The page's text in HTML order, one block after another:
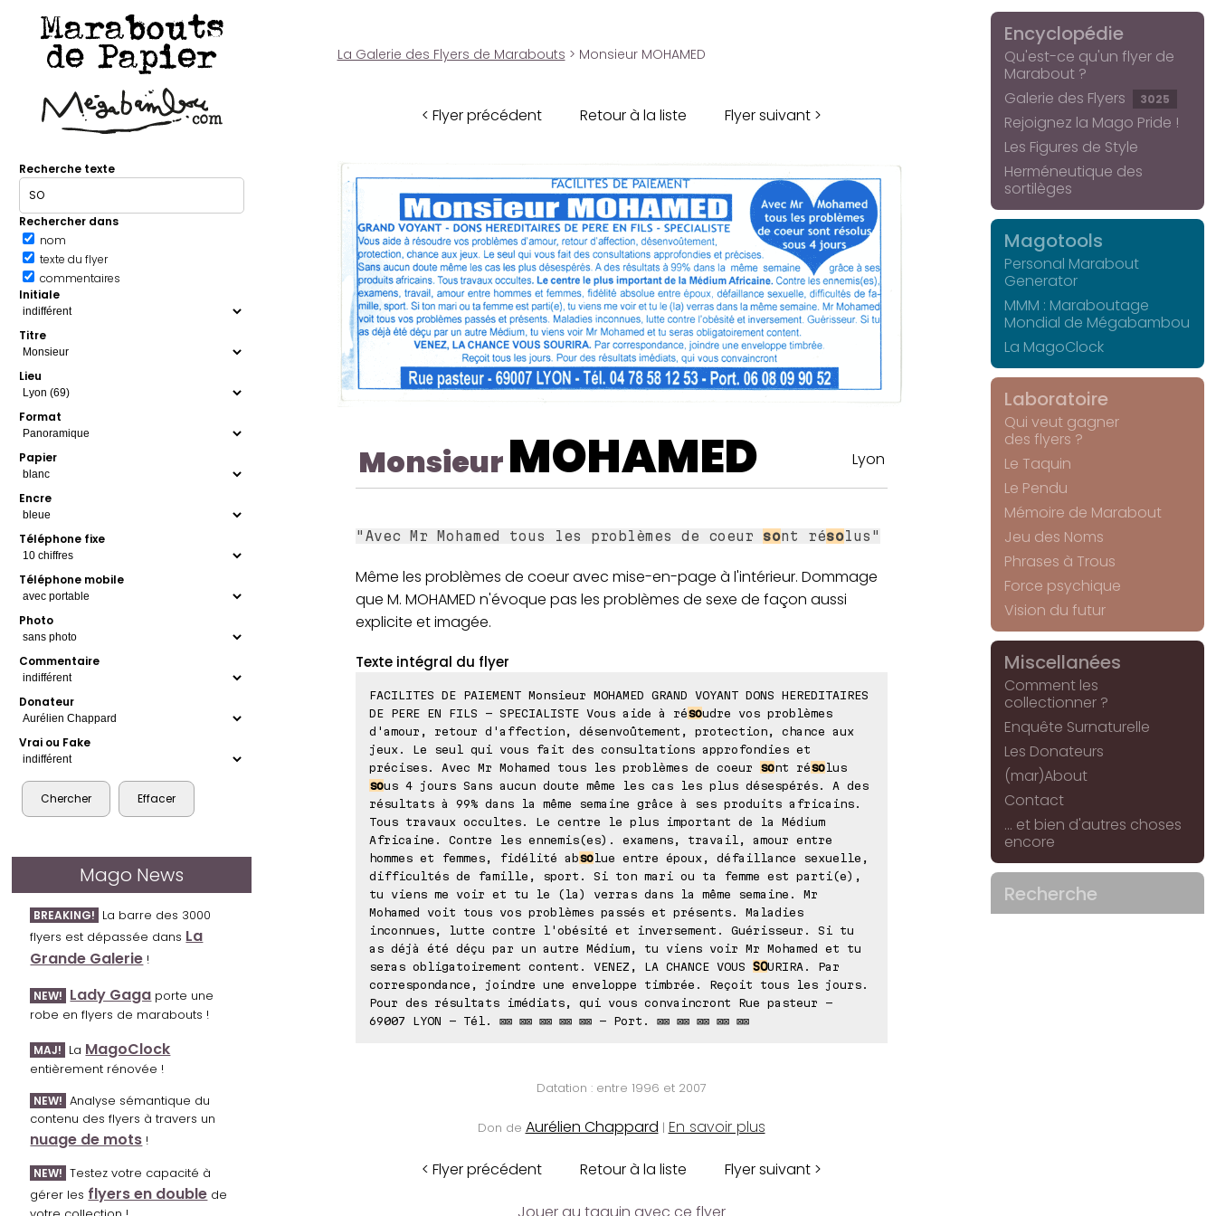
Marabouts
de Papier
Recherche texte
Rechercher dans
nom
texte du flyer
commentaires
Initiale
Titre
Lieu
Format
Papier
Encre
Téléphone fixe
Téléphone mobile
Photo
Commentaire
Donateur
Vrai ou Fake
Mago News
BREAKING! La barre des 3000
flyers est dépassée dans La
Grande Galerie !
NEW! Lady Gaga porte une
robe en flyers de marabouts !
MAJ! La MagoClock
entièrement rénovée !
NEW! Analyse sémantique du
contenu des flyers à travers un
nuage de mots !
NEW! Testez votre capacité à
gérer les flyers en double de
La Galerie des Flyers de Marabouts > Monsieur MOHAMED
< Flyer précédent Retour à la liste Flyer suivant >
MonsieurMOHAMED Lyon
"Avec Mr Mohamed tous les problèmes de coeur sont résolus"
Même les problèmes de coeur avec mise-en-page à l'intérieur. Dommage
que M. MOHAMED n'évoque pas les problèmes de sexe de façon aussi
explicite et imagée.
Texte intégral du flyer
FACILITES DE PAIEMENT Monsieur MOHAMED GRAND VOYANT DONS HEREDITAIRES
DE PERE EN FILS - SPECIALISTE Vous aide à résoudre vos problèmes
d'amour, retour d'affection, désenvoûtement, protection, chance aux
jeux. Le seul qui vous fait des consultations approfondies et
précises. Avec Mr Mohamed tous les problèmes de coeur
sont résolus
sous 4 jours Sans aucun doute même les cas les plus désespérés. A des
résultats à 99% dans la même semaine grâce à ses produits africains.
Tous travaux occultes. Le centre le plus important de la Médium
Africaine. Contre les ennemis(es). examens, travail, amour entre
hommes et femmes, fidélité absolue entre époux, défaillance sexuelle,
difficultés de famille, sport. Si ton mari ou ta femme est parti(e),
tu viens me voir et tu le (la) verras dans la même semaine. Mr
Mohamed voit tous vos problèmes passés et présents. Maladies
inconnues, lutte contre l'obésité et inversement. Guérisseur. Si tu
as déjà été déçu par un autre Médium, tu viens voir Mr Mohamed et tu
seras obligatoirement content. VENEZ, LA CHANCE VOUS SOURIRA. Par
correspondance, joindre une enveloppe timbrée. Reçoit tous les jours.
Pour des résultats imédiats, qui vous convaincront Rue pasteur -
69007 LYON - Tél. ⊠⊠ ⊠⊠ ⊠⊠ ⊠⊠ ⊠⊠ - Port. ⊠⊠ ⊠⊠ ⊠⊠ ⊠⊠ ⊠⊠
Datation : entre 1996 et 2007
Don de Aurélien Chappard | En savoir plus
< Flyer précédent Retour à la liste Flyer suivant >
Jouer au taquin avec ce flyer
Encyclopédie
Qu'est-ce qu'un flyer de
Marabout ?
Galerie des Flyers
3025
Rejoignez la Mago Pride !
Les Figures de Style
Herméneutique des
sortilèges
Magotools
Personal Marabout
Generator
MMM : Maraboutage
Mondial de Mégabambou
La MagoClock
Laboratoire
Qui veut gagner
des flyers ?
Le Taquin
Le Pendu
Mémoire de Marabout
Jeu des Noms
Phrases à Trous
Force psychique
Vision du futur
Miscellanées
Comment les
collectionner ?
Enquête Surnaturelle
Les Donateurs
(mar)About
Contact
... et bien d'autres choses
encore
Recherche